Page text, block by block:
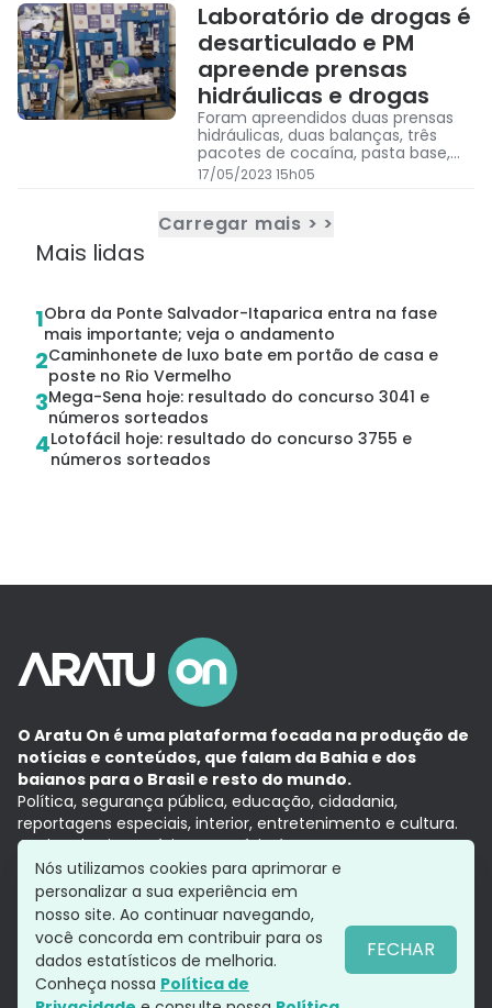
Laboratório de drogas é
desarticulado e PM
apreende prensas
hidráulicas e drogas
Foram apreendidos duas prensas
hidráulicas, duas balanças, três
pacotes de cocaína, pasta base,
porções de crack, maconha e
outros produtos
17/05/2023 15h05
Carregar mais > >
Mais lidas
1Obra da Ponte Salvador-Itaparica entra na fase
mais importante; veja o andamento
2Caminhonete de luxo bate em portão de casa e
poste no Rio Vermelho
3Mega-Sena hoje: resultado do concurso 3041 e
números sorteados
4Lotofácil hoje: resultado do concurso 3755 e
números sorteados
O Aratu On é uma plataforma focada na produção de
notícias e conteúdos, que falam da Bahia e dos
baianos para o Brasil e resto do mundo.
Política, segurança pública, educação, cidadania,
reportagens especiais, interior, entretenimento e cultura.
Aqui, tudo vira notícia e a notícia é no tempo presente,
com a credibilidade do Grupo Aratu.
Grupo Aratu
Política de privacidade
Siga-nos
Nós utilizamos cookies para aprimorar e
personalizar a sua experiência em
nosso site. Ao continuar navegando,
você concorda em contribuir para os
dados estatísticos de melhoria.
Conheça nossa Política de
FECHAR